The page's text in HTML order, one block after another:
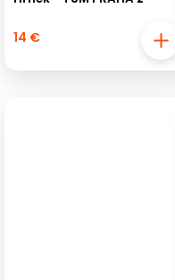
14 €